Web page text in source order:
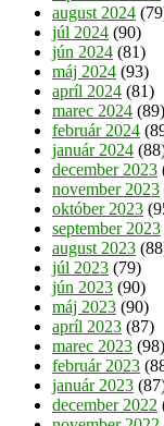
august 2024
júl 2024 (90)
jún 2024 (81)
máj 2024 (93)
apríl 2024 (81)
marec 2024 (89)
február 2024
január 2024
december 2023
november 2023
október 2023
september 2023
august 2023
júl 2023 (79)
jún 2023 (90)
máj 2023 (90)
apríl 2023 (87)
marec 2023 (98)
február 2023
január 2023
december 2022